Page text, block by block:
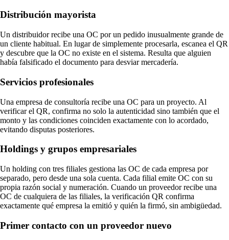
Distribución mayorista
Un distribuidor recibe una OC por un pedido inusualmente grande de
un cliente habitual. En lugar de simplemente procesarla, escanea el QR
y descubre que la OC no existe en el sistema. Resulta que alguien
había falsificado el documento para desviar mercadería.
Servicios profesionales
Una empresa de consultoría recibe una OC para un proyecto. Al
verificar el QR, confirma no solo la autenticidad sino también que el
monto y las condiciones coinciden exactamente con lo acordado,
evitando disputas posteriores.
Holdings y grupos empresariales
Un holding con tres filiales gestiona las OC de cada empresa por
separado, pero desde una sola cuenta. Cada filial emite OC con su
propia razón social y numeración. Cuando un proveedor recibe una
OC de cualquiera de las filiales, la verificación QR confirma
exactamente qué empresa la emitió y quién la firmó, sin ambigüedad.
Primer contacto con un proveedor nuevo